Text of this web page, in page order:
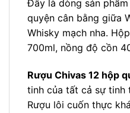
Đây là dòng sản
quyện cân bằng giữa
Whisky mạch nha.
700ml, nồng độ cồn
Rượu Chivas 12 hộp
tinh của tất cả sự tinh
Rượu lôi cuốn thực